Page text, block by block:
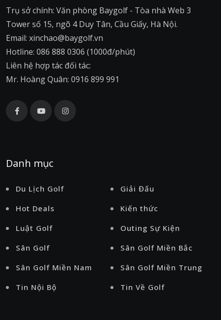
Trụ sở chính: Văn phòng Baygolf - Tòa nhà Web 3
Tower số 15, ngõ 4 Duy Tân, Cầu Giấy, Hà Nội.
Email: xinchao@baygolf.vn
Hotline: 086 888 0306 (1000đ/phút)
Liên hệ hợp tác đối tác:
Mr. Hoàng Quân: 0916 899 991
Danh mục
Du Lịch Golf
Giải Đấu
Hot Deals
Kiến thức
Luật Golf
Outing Sự Kiện
Sân Golf
Sân Golf Miền Bắc
Sân Golf Miền Nam
Sân Golf Miền Trung
Tin Nội Bộ
Tin Về Golf